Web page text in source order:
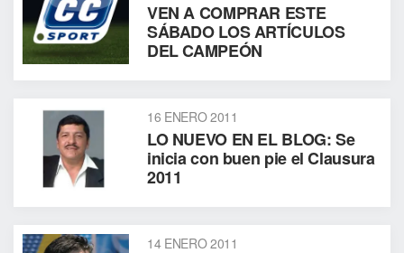
VEN A COMPRAR ESTE
SÁBADO LOS ARTÍCULOS
DEL CAMPEÓN
16 ENERO 2011
LO NUEVO EN EL BLOG: Se
inicia con buen pie el Clausura
2011
14 ENERO 2011